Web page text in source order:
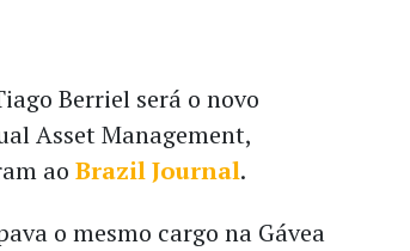
Berriel será o novo
Asset Management,
aoBrazil Journal.
o mesmo cargo na Gávea